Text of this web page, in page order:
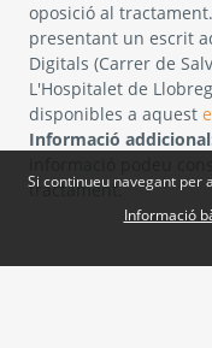
Si continueu navegant per
Informació
oposició al
presentant un escrit
Digitals (Carrer de
L'Hospitalet de
disponibles a aquest
Informació
tractament.